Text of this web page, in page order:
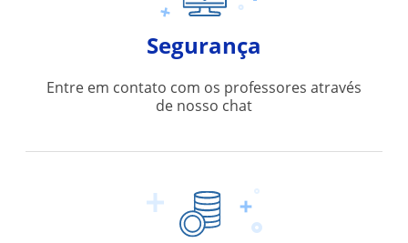
Segurança
Entre em contato com os professores através
de nosso chat